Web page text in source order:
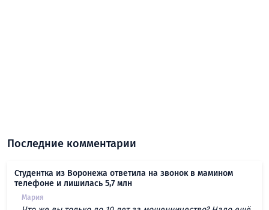
Последние комментарии
Студентка из Воронежа ответила на звонок в мамином
телефоне и лишилась 5,7 млн
Мария